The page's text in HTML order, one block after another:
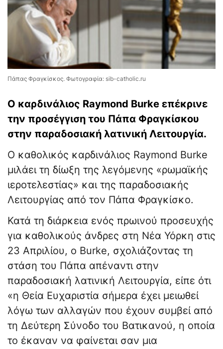
Πάπας Φραγκίσκος. Φωτογραφία: sib-catholic.ru
Ο καρδινάλιος Raymond Burke επέκρινε
την προσέγγιση του Πάπα Φραγκίσκου
στην παραδοσιακή λατινική Λειτουργία.
Ο καθολικός καρδινάλιος Raymond Burke
μιλάει τη δίωξη της λεγόμενης «ρωμαϊκής
ιεροτελεστίας» και της παραδοσιακής
Λειτουργίας από τον Πάπα Φραγκίσκο.
Κατά τη διάρκεια ενός πρωινού προσευχής
για καθολικούς άνδρες στη Νέα Υόρκη στις
23 Απριλίου, ο Burke, σχολιάζοντας τη
στάση του Πάπα απέναντι στην
παραδοσιακή λατινική Λειτουργία, είπε ότι
«η Θεία Ευχαριστία σήμερα έχει μειωθεί
λόγω των αλλαγών που έχουν συμβεί από
τη Δεύτερη Σύνοδο του Βατικανού, η οποία
το έκαναν να φαίνεται σαν μια